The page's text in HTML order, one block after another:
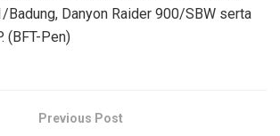
Badung, Danyon Raider 900/SBW serta
(BFT-Pen)
Previous Post